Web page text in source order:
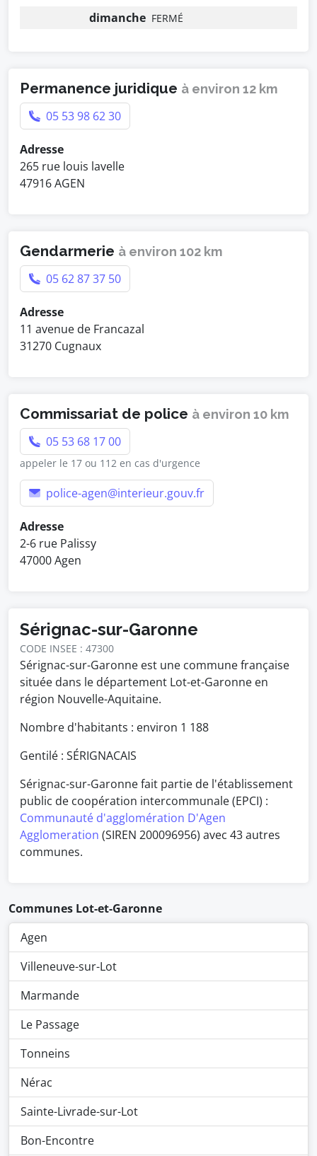
dimanche FERMÉ
Permanence juridique à environ 12 km
05 53 98 62 30
Adresse
265 rue louis lavelle
47916 AGEN
Gendarmerie à environ 102 km
05 62 87 37 50
Adresse
11 avenue de Francazal
31270 Cugnaux
Commissariat de police à environ 10 km
05 53 68 17 00
appeler le 17 ou 112 en cas d'urgence
police-agen@interieur.gouv.fr
Adresse
2-6 rue Palissy
47000 Agen
Sérignac-sur-Garonne
CODE INSEE : 47300
Sérignac-sur-Garonne est une commune française
située dans le département Lot-et-Garonne en
région Nouvelle-Aquitaine.
Nombre d'habitants : environ 1 188
Gentilé : SÉRIGNACAIS
Sérignac-sur-Garonne fait partie de l'établissement
public de coopération intercommunale (EPCI) :
Communauté d'agglomération D'Agen
Agglomeration (SIREN 200096956) avec 43 autres
communes.
Communes Lot-et-Garonne
Agen
Villeneuve-sur-Lot
Marmande
Le Passage
Tonneins
Nérac
Sainte-Livrade-sur-Lot
Bon-Encontre